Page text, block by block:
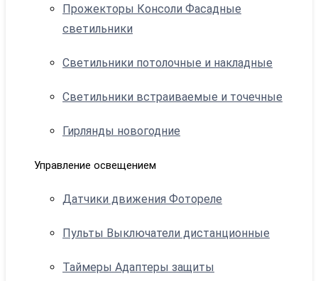
Прожекторы Консоли Фасадные
светильники
Светильники потолочные и накладные
Светильники встраиваемые и точечные
Гирлянды новогодние
Управление освещением
Датчики движения Фотореле
Пульты Выключатели дистанционные
Таймеры Адаптеры защиты